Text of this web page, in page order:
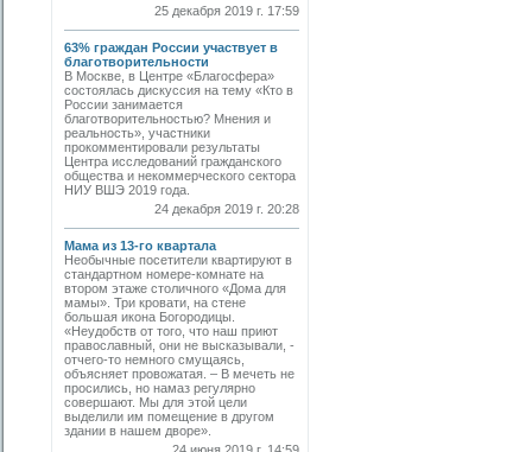
25 декабря 2019 г. 17:59
63% граждан России участвует в
благотворительности
В Москве, в Центре «Благосфера»
состоялась дискуссия на тему «Кто в
России занимается
благотворительностью? Мнения и
реальность», участники
прокомментировали результаты
Центра исследований гражданского
общества и некоммерческого сектора
НИУ ВШЭ 2019 года.
24 декабря 2019 г. 20:28
Мама из 13-го квартала
Необычные посетители квартируют в
стандартном номере-комнате на
втором этаже столичного «Дома для
мамы». Три кровати, на стене
большая икона Богородицы.
«Неудобств от того, что наш приют
православный, они не высказывали, -
отчего-то немного смущаясь,
объясняет провожатая. – В мечеть не
просились, но намаз регулярно
совершают. Мы для этой цели
выделили им помещение в другом
здании в нашем дворе».